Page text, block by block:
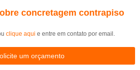
concretagem contrapiso
clique aqui e entre em contato por email.
um orçamento